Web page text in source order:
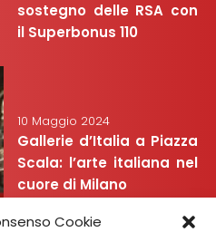
Cookie
sostegno delle RSA con
il Superbonus 110
10 Maggio 2024
Gallerie d’Italia a Piazza
Scala: l’arte italiana nel
cuore di Milano